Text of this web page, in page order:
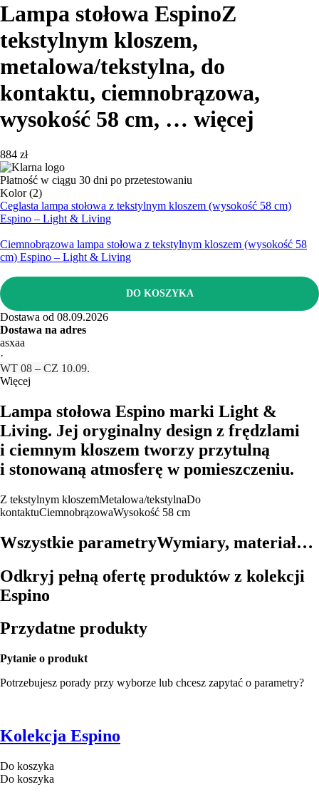
Lampa stołowa EspinoZ
tekstylnym kloszem,
metalowa/tekstylna, do
kontaktu, ciemnobrązowa,
wysokość 58 cm, … więcej
884 zł
Płatność w ciągu 30 dni po przetestowaniu
Kolor (2)
Ceglasta lampa stołowa z tekstylnym kloszem (wysokość 58 cm)
Espino – Light & Living
Ciemnobrązowa lampa stołowa z tekstylnym kloszem (wysokość 58
cm) Espino – Light & Living
DO KOSZYKA
Dostawa od 08.09.2026
Dostawa na adres
asxaa
·
WT 08 – CZ 10.09.
Więcej
Lampa stołowa Espino marki Light &
Living. Jej oryginalny design z frędzlami
i ciemnym kloszem tworzy przytulną
i stonowaną atmosferę w pomieszczeniu.
Z tekstylnym kloszemMetalowa/tekstylnaDo
kontaktuCiemnobrązowaWysokość 58 cm
Wszystkie parametryWymiary, materiał…
Odkryj pełną ofertę produktów z kolekcji
Espino
Przydatne produkty
Pytanie o produkt
Potrzebujesz porady przy wyborze lub chcesz zapytać o parametry?
Kolekcja Espino
Do koszyka
Do koszyka